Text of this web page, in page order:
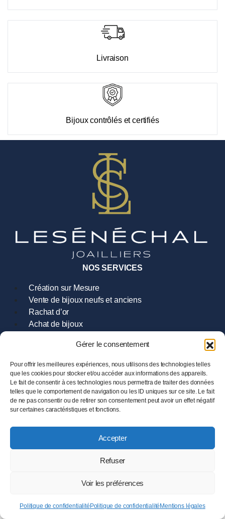
Gérer le consentement
Pour offrir les meilleures expériences, nous utilisons des technologies telles
que les cookies pour stocker et/ou accéder aux informations des appareils.
Le fait de consentir à ces technologies nous permettra de traiter des données
telles que le comportement de navigation ou les ID uniques sur ce site. Le fait
de ne pas consentir ou de retirer son consentement peut avoir un effet négatif
sur certaines caractéristiques et fonctions.
Accepter
Refuser
Voir les préférences
Politique de confidentialité Politique de confidentialité Mentions légales
Livraison
Bijoux contrôlés et certifiés
NOS SERVICES
Création sur Mesure
Vente de bijoux neufs et anciens
Rachat d’or
Achat de bijoux
À PROPOS DE NOUS
Notre histoire
Nous contacter
HORAIRES